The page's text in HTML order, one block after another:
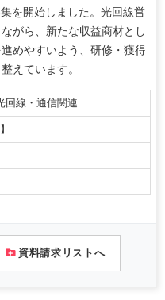
を開始しました。光回線営
がら、新たな収益商材とし
めやすいよう、研修・獲得
えています。
回線・通信関連
資料請求リストへ